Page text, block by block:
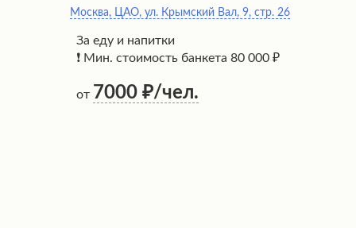
Москва, ЦАО, ул. Крымский Вал, 9, стр. 26
За еду и напитки
❗ Мин. стоимость банкета 80 000 ₽
от 7000 /чел.